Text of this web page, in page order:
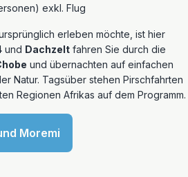
exkl. Flug
erleben möchte, ist hier
und Dachzelt fahren Sie durch die
und übernachten auf einfachen
Natur. Tagsüber stehen Pirschfahrten
Regionen Afrikas auf dem Programm.
Moremi